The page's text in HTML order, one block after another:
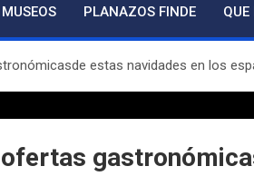
MUSEOS PLANAZOS FINDE QUE
estas navidades en los